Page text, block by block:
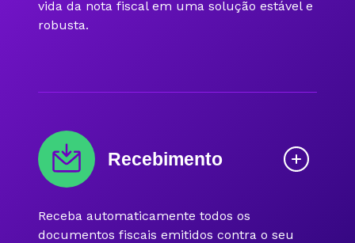
vida da nota fiscal em uma solução estável e
robusta.
Recebimento
Receba automaticamente todos os
documentos fiscais emitidos contra o seu